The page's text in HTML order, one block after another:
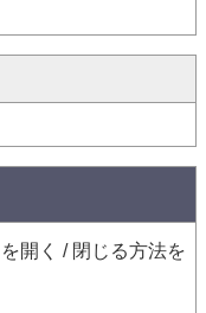
開く / 閉じる方法を